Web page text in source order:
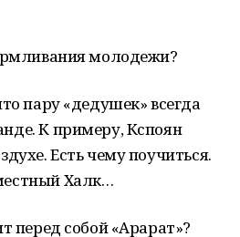
молодежи?
пару «дедушек» всегда
К примеру, Кспоян
Есть чему поучиться.
Халк…
перед собой «Арарат»?